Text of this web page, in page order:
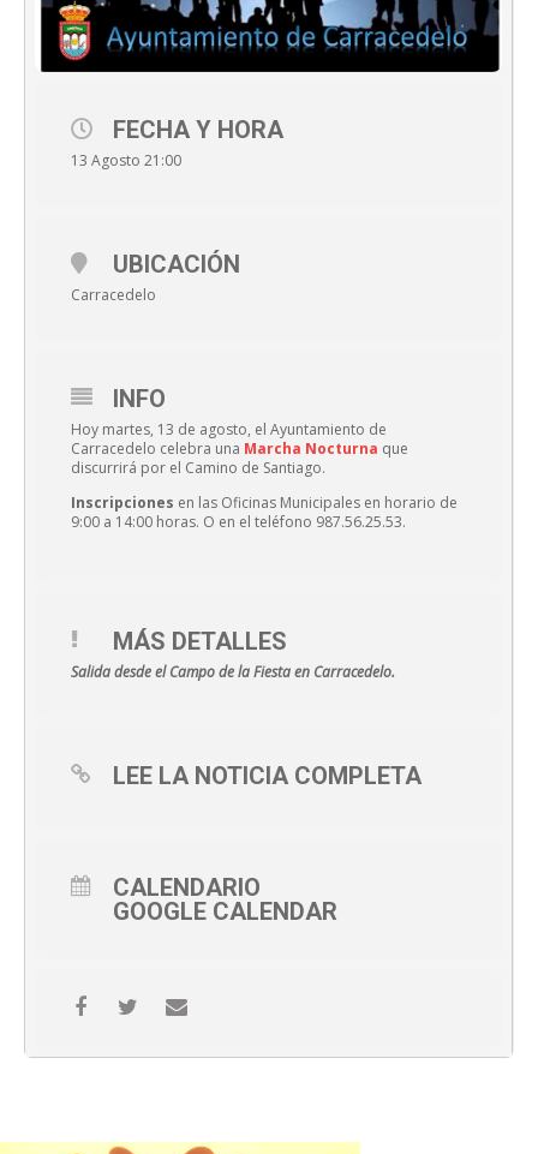
FECHA Y HORA
13 Agosto 21:00
UBICACIÓN
Carracedelo
INFO
Hoy martes, 13 de agosto, el Ayuntamiento de
Carracedelo celebra una Marcha Nocturna que
discurrirá por el Camino de Santiago.
Inscripciones en las Oficinas Municipales en horario de
9:00 a 14:00 horas. O en el teléfono 987.56.25.53.
MÁS DETALLES
Salida desde el Campo de la Fiesta en Carracedelo.
LEE LA NOTICIA COMPLETA
CALENDARIO
GOOGLE CALENDAR